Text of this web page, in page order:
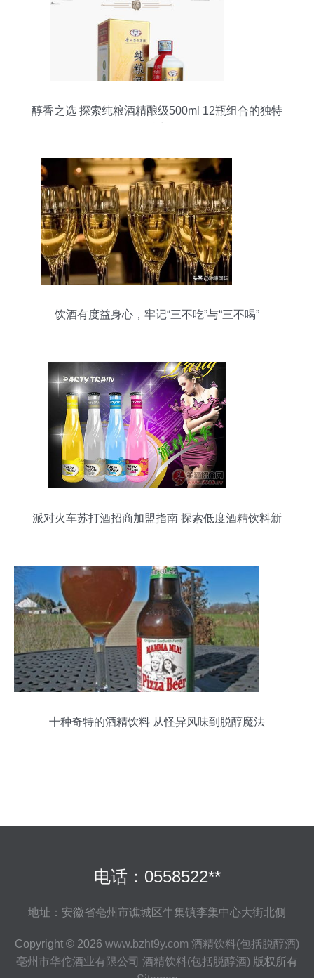
醇香之选 探索纯粮酒精酿级500ml 12瓶组合的独特
饮酒有度益身心，牢记“三不吃”与“三不喝”
派对火车苏打酒招商加盟指南 探索低度酒精饮料新
十种奇特的酒精饮料 从怪异风味到脱醇魔法
电话：0558522**
地址：安徽省亳州市谯城区牛集镇李集中心大街北侧
Copyright © 2026 www.bzht9y.com 酒精饮料(包括脱醇酒)
亳州市华佗酒业有限公司 酒精饮料(包括脱醇酒) 版权所有